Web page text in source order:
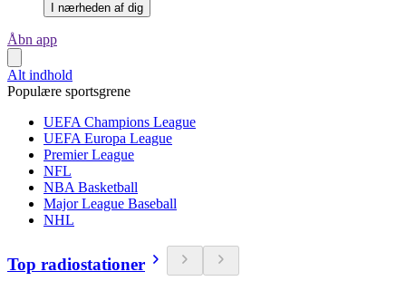
I nærheden af dig
Åbn app
Alt indhold
Populære sportsgrene
UEFA Champions League
UEFA Europa League
Premier League
NFL
NBA Basketball
Major League Baseball
NHL
Top radiostationer